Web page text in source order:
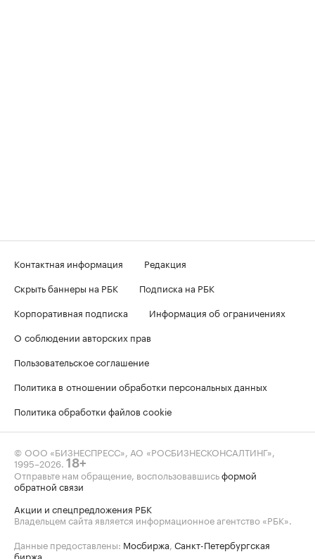
Контактная информация
Редакция
Скрыть баннеры на РБК
Подписка на РБК
Корпоративная подписка
Информация об ограничениях
О соблюдении авторских прав
Пользовательское соглашение
Политика в отношении обработки персональных данных
Политика обработки файлов cookie
© ООО «БИЗНЕСПРЕСС», АО «РОСБИЗНЕСКОНСАЛТИНГ»,
1995–2026 18+
Отправьте нам обращение, воспользовавшисьформой
обратной связи
Акции и спецпредложения РБК
Владельцем сайта является информационное агентство «РБК».
Данные предоставлены: Мосбиржа Санкт-Петербургская
биржа